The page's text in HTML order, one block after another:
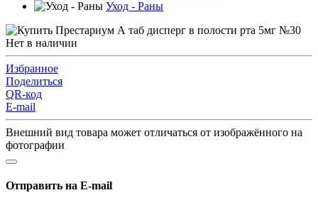
Уход - Раны
Нет в наличии
Избранное
Поделиться
QR-код
E-mail
Внешний вид товара может отличаться от изображённого на
фотографии
Отправить на E-mail